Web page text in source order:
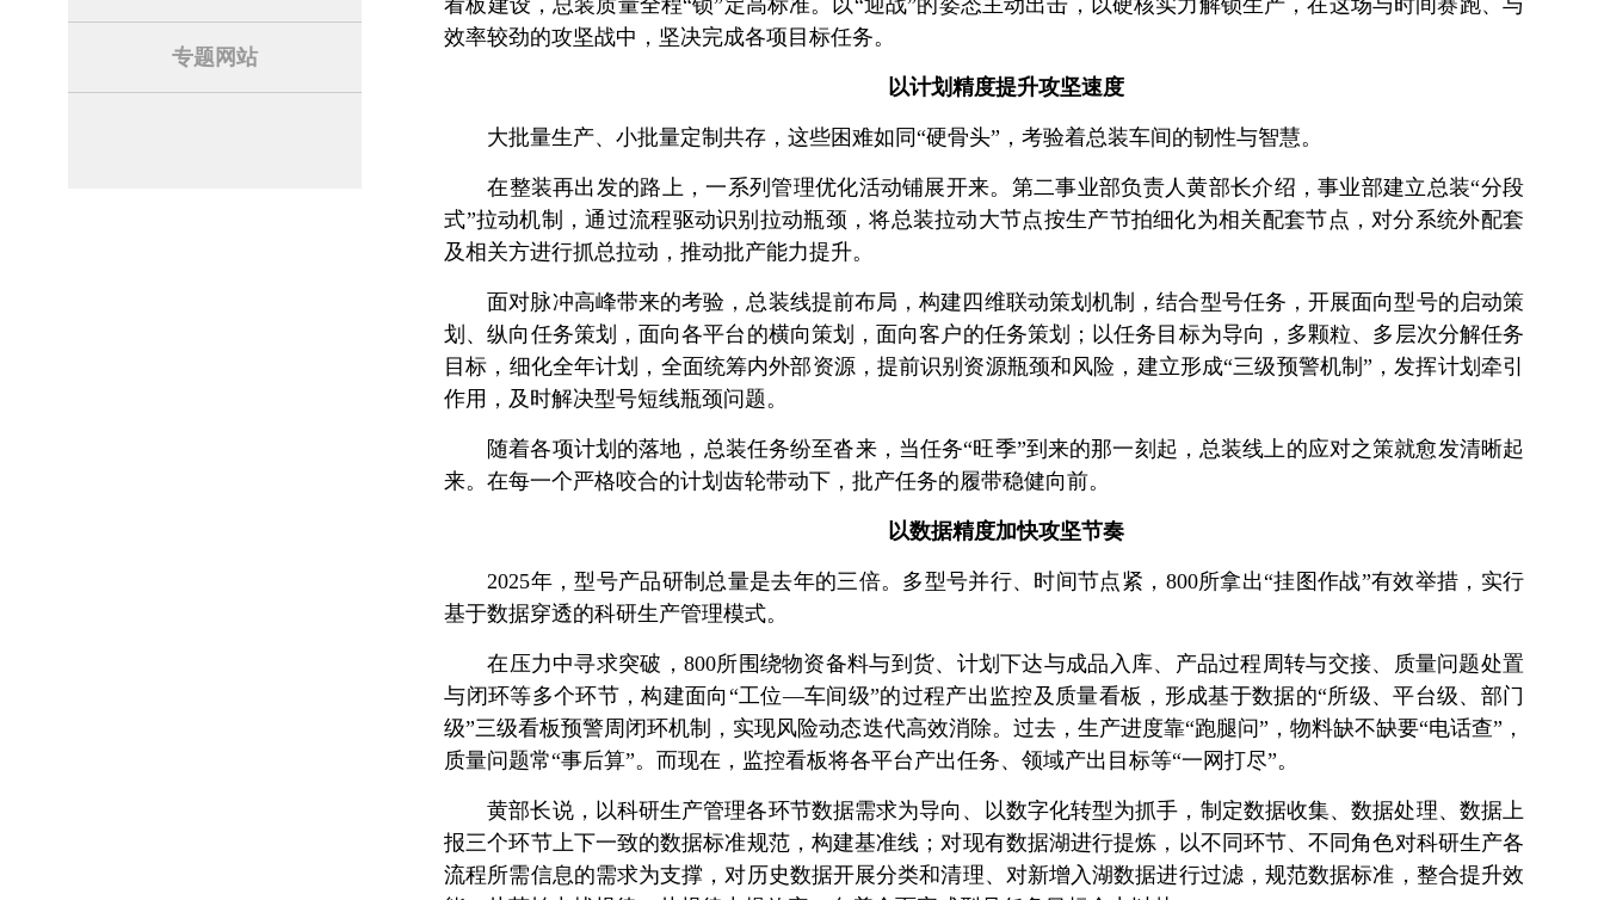
专题网站
看板建设，总装质量全程“锁”定高标准。以“迎战”的姿态主动出击，以硬核实力解锁生产，在这场与时间赛跑、与
效率较劲的攻坚战中，坚决完成各项目标任务。
以计划精度提升攻坚速度
大批量生产、小批量定制共存，这些困难如同“硬骨头”，考验着总装车间的韧性与智慧。
在整装再出发的路上，一系列管理优化活动铺展开来。第二事业部负责人黄部长介绍，事业部建立总装“分段
式”拉动机制，通过流程驱动识别拉动瓶颈，将总装拉动大节点按生产节拍细化为相关配套节点，对分系统外配套
及相关方进行抓总拉动，推动批产能力提升。
面对脉冲高峰带来的考验，总装线提前布局，构建四维联动策划机制，结合型号任务，开展面向型号的启动策
划、纵向任务策划，面向各平台的横向策划，面向客户的任务策划；以任务目标为导向，多颗粒、多层次分解任务
目标，细化全年计划，全面统筹内外部资源，提前识别资源瓶颈和风险，建立形成“三级预警机制”，发挥计划牵引
作用，及时解决型号短线瓶颈问题。
随着各项计划的落地，总装任务纷至沓来，当任务“旺季”到来的那一刻起，总装线上的应对之策就愈发清晰起
来。在每一个严格咬合的计划齿轮带动下，批产任务的履带稳健向前。
以数据精度加快攻坚节奏
2025年，型号产品研制总量是去年的三倍。多型号并行、时间节点紧，800所拿出“挂图作战”有效举措，实行
基于数据穿透的科研生产管理模式。
在压力中寻求突破，800所围绕物资备料与到货、计划下达与成品入库、产品过程周转与交接、质量问题处置
与闭环等多个环节，构建面向“工位—车间级”的过程产出监控及质量看板，形成基于数据的“所级、平台级、部门
级”三级看板预警周闭环机制，实现风险动态迭代高效消除。过去，生产进度靠“跑腿问”，物料缺不缺要“电话查”，
质量问题常“事后算”。而现在，监控看板将各平台产出任务、领域产出目标等“一网打尽”。
黄部长说，以科研生产管理各环节数据需求为导向、以数字化转型为抓手，制定数据收集、数据处理、数据上
报三个环节上下一致的数据标准规范，构建基准线；对现有数据湖进行提炼，以不同环节、不同角色对科研生产各
流程所需信息的需求为支撑，对历史数据开展分类和清理、对新增入湖数据进行过滤，规范数据标准，整合提升效